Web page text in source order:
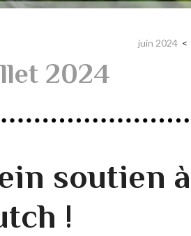
juin 2024
2024
soutien
!